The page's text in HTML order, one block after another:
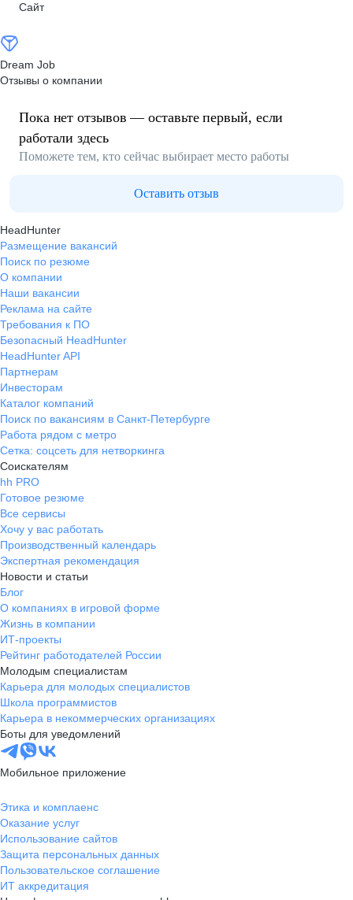
Сайт
Dream Job
Отзывы о компании
Пока нет отзывов — оставьте первый, если
работали здесь
Поможете тем, кто сейчас выбирает место работы
Оставить отзыв
HeadHunter
Размещение вакансий
Поиск по резюме
О компании
Наши вакансии
Реклама на сайте
Требования к ПО
Безопасный HeadHunter
HeadHunter API
Партнерам
Инвесторам
Каталог компаний
Поиск по вакансиям в Санкт-Петербурге
Работа рядом с метро
Сетка: соцсеть для нетворкинга
Соискателям
hh PRO
Готовое резюме
Все сервисы
Хочу у вас работать
Производственный календарь
Экспертная рекомендация
Новости и статьи
Блог
О компаниях в игровой форме
Жизнь в компании
ИТ-проекты
Рейтинг работодателей России
Молодым специалистам
Карьера для молодых специалистов
Школа программистов
Карьера в некоммерческих организациях
Боты для уведомлений
Мобильное приложение
Этика и комплаенс
Оказание услуг
Использование сайтов
Защита персональных данных
Пользовательское соглашение
ИТ аккредитация